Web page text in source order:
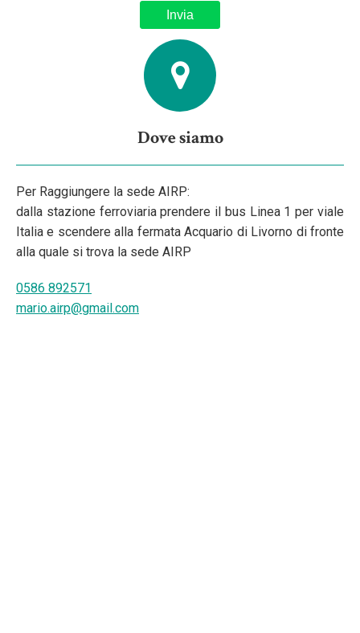
Dove siamo
Per Raggiungere la sede AIRP:
dalla stazione ferroviaria prendere il bus Linea 1 per viale
Italia e scendere alla fermata Acquario di Livorno di fronte
alla quale si trova la sede AIRP
0586 892571
mario.airp@gmail.com